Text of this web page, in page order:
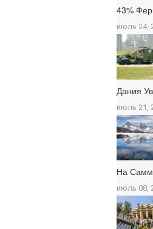
43%
июль 24,
Дания
июль 21,
На
июль 08,